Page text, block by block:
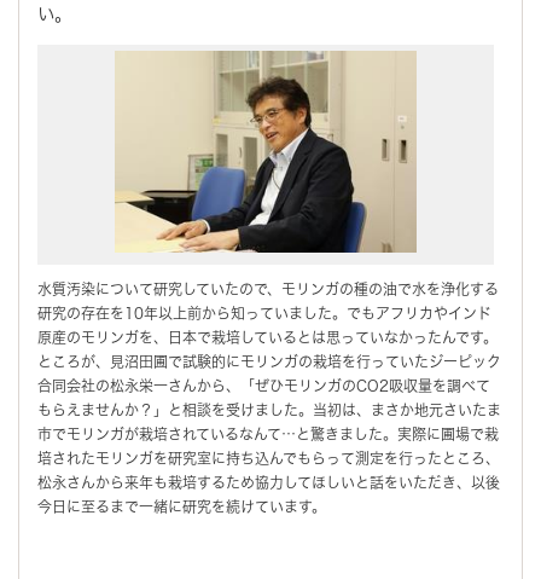
い。
水質汚染について研究していたので、モリンガの種の油で水を浄化する
研究の存在を10年以上前から知っていました。でもアフリカやインド
原産のモリンガを、日本で栽培しているとは思っていなかったんです。
ところが、見沼田圃で試験的にモリンガの栽培を行っていたジーピック
合同会社の松永栄一さんから、「ぜひモリンガのCO2吸収量を調べて
もらえませんか？」と相談を受けました。当初は、まさか地元さいたま
市でモリンガが栽培されているなんて…と驚きました。実際に圃場で栽
培されたモリンガを研究室に持ち込んでもらって測定を行ったところ、
松永さんから来年も栽培するため協力してほしいと話をいただき、以後
今日に至るまで一緒に研究を続けています。